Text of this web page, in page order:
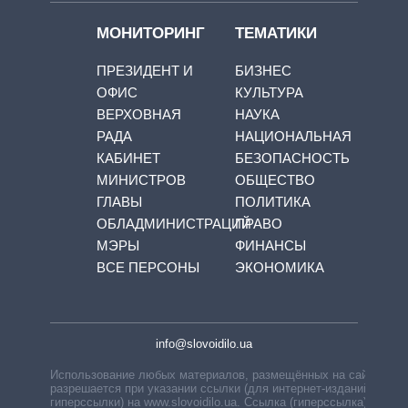
МОНИТОРИНГ
ПРЕЗИДЕНТ И
ОФИС
ВЕРХОВНАЯ
РАДА
КАБИНЕТ
МИНИСТРОВ
ГЛАВЫ
ОБЛАДМИНИСТРАЦИЙ
МЭРЫ
ВСЕ ПЕРСОНЫ
ТЕМАТИКИ
БИЗНЕС
КУЛЬТУРА
НАУКА
НАЦИОНАЛЬНАЯ
БЕЗОПАСНОСТЬ
ОБЩЕСТВО
ПОЛИТИКА
ПРАВО
ФИНАНСЫ
ЭКОНОМИКА
info@slovoidilo.ua
Использование любых материалов, размещённых на сайте,
разрешается при указании ссылки (для интернет-изданий —
гиперссылки) на www.slovoidilo.ua. Ссылка (гиперссылка)